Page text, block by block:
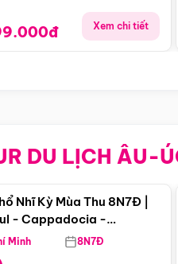
Xem chi tiết
DU LỊCH ÂU-
Điểm nổi bật
Nhĩ Kỳ Mùa Thu 8N7Đ |
- Cappadocia -
Minh 8N7Đ